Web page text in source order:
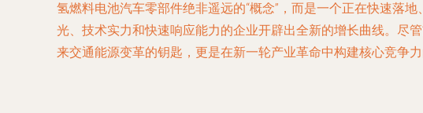
氢燃料电池汽车零部件绝非遥远的“概念”，而是一个正在快速落
光、技术实力和快速响应能力的企业开辟出全新的增长曲线。尽
来交通能源变革的钥匙，更是在新一轮产业革命中构建核心竞争